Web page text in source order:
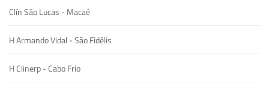
Clín São Lucas - Macaé
H Armando Vidal - São Fidélis
H Clinerp - Cabo Frio